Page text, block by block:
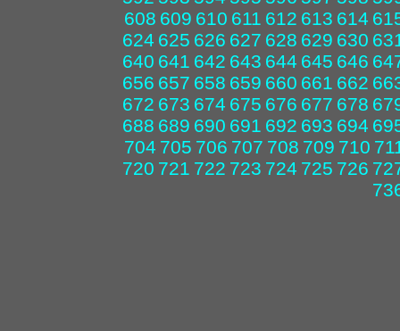
608 609 610 611 612 613 614
624 625 626 627 628 629 630
640 641 642 643 644 645 646
656 657 658 659 660 661 662
672 673 674 675 676 677 678
688 689 690 691 692 693 694
704 705 706 707 708 709 710
720 721 722 723 724 725 726